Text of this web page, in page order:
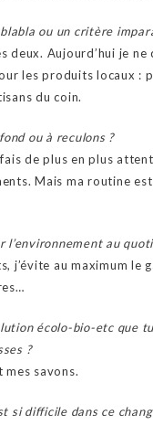
blabla ou un critère
deux. Aujourd’hui je ne
les produits locaux :
du coin.
ou à reculons ?
de plus en plus
Mais ma routine
l’environnement au
j’évite au maximum le
écolo-bio-etc que
?
mes savons.
si difficile dans ce